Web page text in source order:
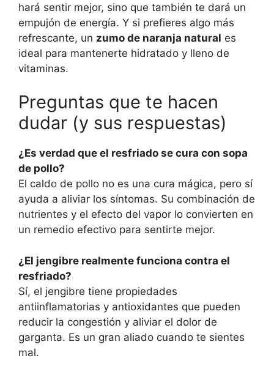
hará sentir mejor, sino que también te dará un
empujón de energía. Y si prefieres algo más
refrescante, un zumo de naranja natural es
ideal para mantenerte hidratado y lleno de
vitaminas.
Preguntas que te hacen
dudar (y sus respuestas)
¿Es verdad que el resfriado se cura con sopa
de pollo?
El caldo de pollo no es una cura mágica, pero sí
ayuda a aliviar los síntomas. Su combinación de
nutrientes y el efecto del vapor lo convierten en
un remedio efectivo para sentirte mejor.
¿El jengibre realmente funciona contra el
resfriado?
Sí, el jengibre tiene propiedades
antiinflamatorias y antioxidantes que pueden
reducir la congestión y aliviar el dolor de
garganta. Es un gran aliado cuando te sientes
mal.